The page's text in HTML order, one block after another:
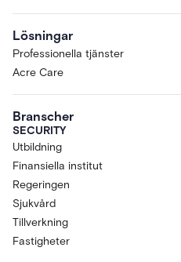
Lösningar
Professionella tjänster
Acre Care
Branscher
SECURITY
Utbildning
Finansiella institut
Regeringen
Sjukvård
Tillverkning
Fastigheter